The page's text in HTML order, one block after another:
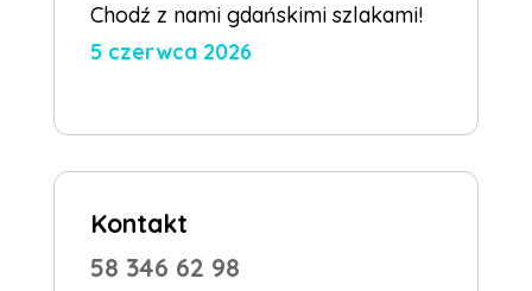
Chodź z nami gdańskimi szlakami!
5 czerwca 2026
Kontakt
58 346 62 98